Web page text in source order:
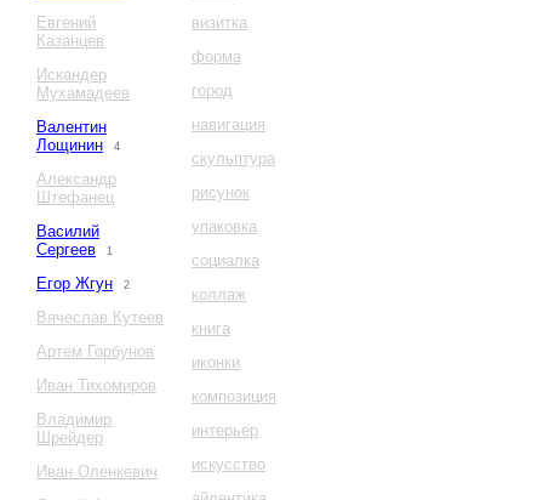
Евгений
Казанцев
Искандер
Мухамадеев
Валентин
Лощинин
4
Александр
Штефанец
Василий
Сергеев
1
Егор Жгун 2
Вячеслав Кутеев
Артем Горбунов
Иван Тихомиров
Владимир
Шрейдер
Иван Оленкевич
визитка
форма
город
навигация
скульптура
рисунок
упаковка
социалка
коллаж
книга
иконки
композиция
интерьер
искусство